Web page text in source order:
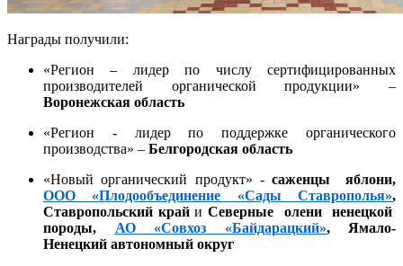
Награды получили:
«Регион – лидер по числу сертифицированных
производителей органической продукции» –
Воронежская область
«Регион - лидер по поддержке органического
производства» – Белгородская область
«Новый органический продукт» -саженцы яблони,
ООО «Плодообъединение «Сады Ставрополья»,
Ставропольский крайиСеверные олени ненецкой
породы, АО «Совхоз «Байдарацкий», Ямало-
Ненецкий автономный округ